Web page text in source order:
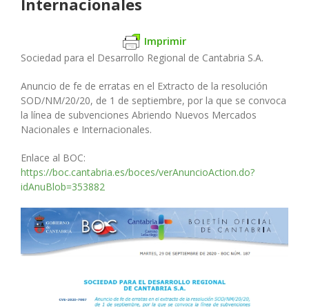
Imprimir
Sociedad para el Desarrollo Regional de Cantabria S.A.
Anuncio de fe de erratas en el Extracto de la resolución
SOD/NM/20/20, de 1 de septiembre, por la que se convoca
la línea de subvenciones Abriendo Nuevos Mercados
Nacionales e Internacionales.
Enlace al BOC:
https://boc.cantabria.es/boces/verAnuncioAction.do?
idAnuBlob=353882